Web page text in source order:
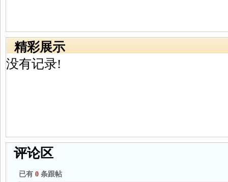
精彩展示
没有记录!
评论区
已有 0 条跟帖